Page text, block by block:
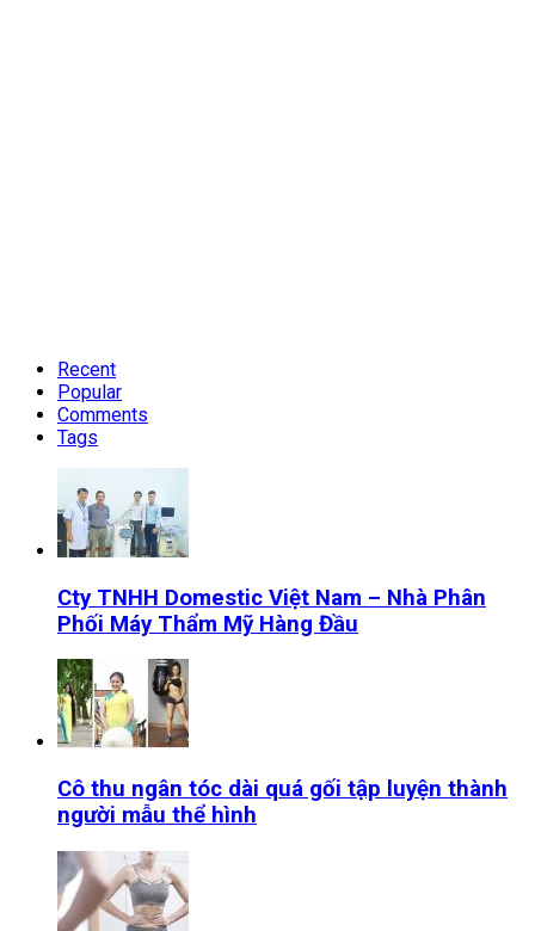
Recent
Popular
Comments
Tags
Cty TNHH Domestic Việt Nam – Nhà Phân
Phối Máy Thẩm Mỹ Hàng Đầu
Cô thu ngân tóc dài quá gối tập luyện thành
người mẫu thể hình